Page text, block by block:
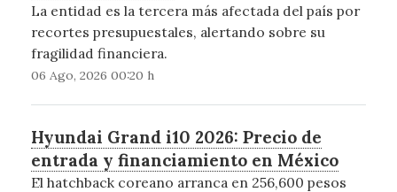
La entidad es la tercera más afectada del país por
recortes presupuestales, alertando sobre su
fragilidad financiera.
06 Ago, 2026 00:20 h
Hyundai Grand i10 2026: Precio de
entrada y financiamiento en México
El hatchback coreano arranca en 256,600 pesos